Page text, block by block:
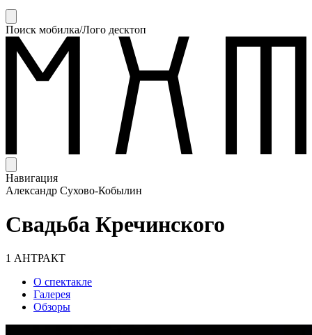
Поиск мобилка/Лого десктоп
Навигация
Александр Сухово-Кобылин
Свадьба Кречинского
1 АНТРАКТ
О спектакле
Галерея
Обзоры